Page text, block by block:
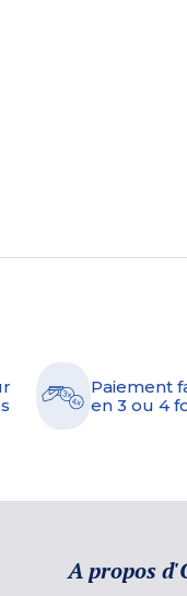
Paiement
en 3 ou 4
A propos